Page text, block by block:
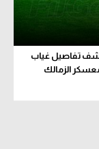
تفاصيل غياب
الزمالك